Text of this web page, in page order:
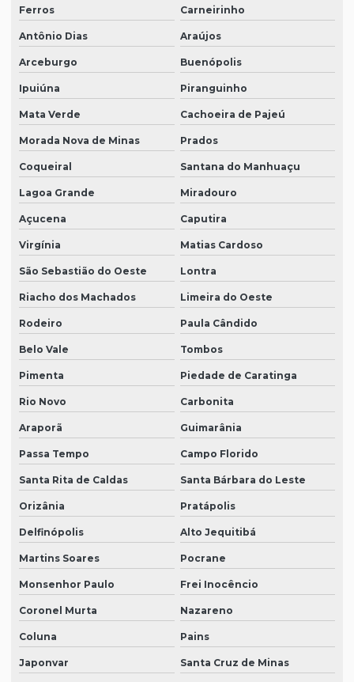
Ferros Carneirinho
Antônio Dias Araújos
Arceburgo Buenópolis
Ipuiúna Piranguinho
Mata Verde Cachoeira de Pajeú
Morada Nova de Minas Prados
Coqueiral Santana do Manhuaçu
Lagoa Grande Miradouro
Açucena Caputira
Virgínia Matias Cardoso
São Sebastião do Oeste Lontra
Riacho dos Machados Limeira do Oeste
Rodeiro Paula Cândido
Belo Vale Tombos
Pimenta Piedade de Caratinga
Rio Novo Carbonita
Araporã Guimarânia
Passa Tempo Campo Florido
Santa Rita de Caldas Santa Bárbara do Leste
Orizânia Pratápolis
Delfinópolis Alto Jequitibá
Martins Soares Pocrane
Monsenhor Paulo Frei Inocêncio
Coronel Murta Nazareno
Coluna Pains
Japonvar Santa Cruz de Minas